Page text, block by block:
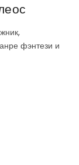
фэнтези и